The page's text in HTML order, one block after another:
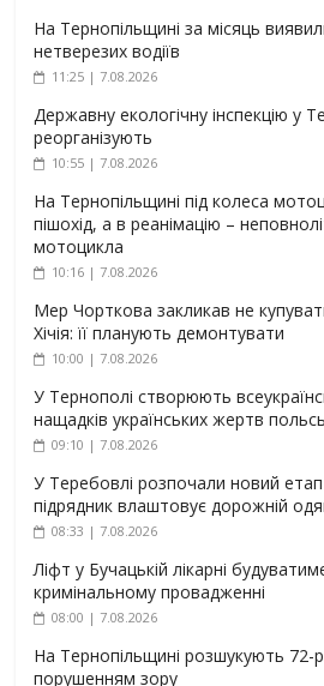
На Тернопільщині за місяць
нетверезих водіїв
11:25 | 7.08.2026
Державну екологічну інспекцію у
реорганізують
10:55 | 7.08.2026
На Тернопільщині під колеса
пішохід, а в реанімацію –
мотоцикла
10:16 | 7.08.2026
Мер Чорткова закликав не
Хічія: її планують демонтувати
10:00 | 7.08.2026
У Тернополі створюють
нащадків українських жертв
09:10 | 7.08.2026
У Теребовлі розпочали новий
підрядник влаштовує дорожній
08:33 | 7.08.2026
Ліфт у Бучацькій лікарні
кримінальному провадженні
08:00 | 7.08.2026
На Тернопільщині розшукують 72-
порушенням зору